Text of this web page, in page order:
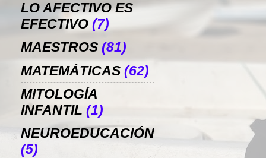
LO AFECTIVO ES
EFECTIVO (7)
MAESTROS (81)
MATEMÁTICAS (62)
MITOLOGÍA
INFANTIL (1)
NEUROEDUCACIÓN
(5)